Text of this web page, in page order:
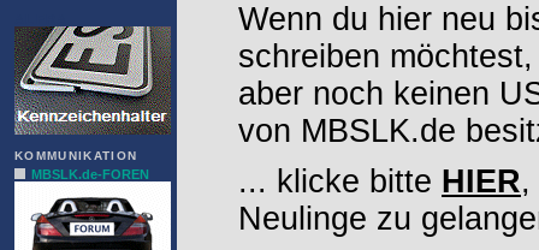
KOMMUNIKATION
MBSLK.de-FOREN
Wenn du hier neu
schreiben möchtest,
aber noch keinen
von MBSLK.de
... klicke bitte HIER,
Neulinge zu